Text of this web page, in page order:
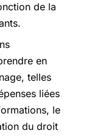
de la
en
telles
liées
le
du droit